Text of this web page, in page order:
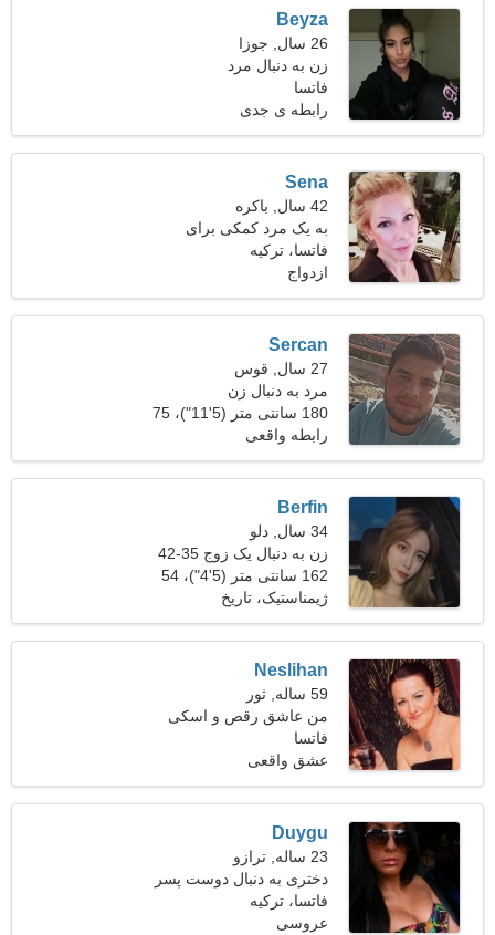
Beyza
26 سال, جوزا
زن به دنبال مرد
فاتسا
رابطه ی جدی
Sena
42 سال, باکره
به یک مرد کمکی برای
آشپزی با هم نیاز دارم
فاتسا، ترکیه
ازدواج
Sercan
27 سال, قوس
مرد به دنبال زن
180 سانتی متر (5'11")، 75
کیلوگرم (165 پوند)
رابطه واقعی
Berfin
34 سال, دلو
زن به دنبال یک زوج 35-42
162 سانتی متر (5'4")، 54
کیلوگرم (119 پوند)
ژیمناستیک، تاریخ
Neslihan
59 ساله, ثور
من عاشق رقص و اسکی
هستم
فاتسا
عشق واقعی
Duygu
23 ساله, ترازو
دختری به دنبال دوست پسر
فاتسا، ترکیه
عروسی